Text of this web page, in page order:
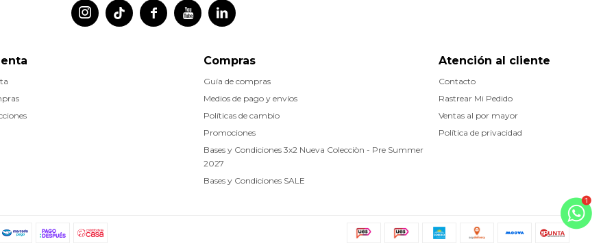
 
 
Atención al cliente
Contacto
Rastrear Mi Pedido
Ventas al por mayor
Política de privacidad
Compras
Guía de compras
Medios de pago y envíos
Políticas de cambio
Promociones
Bases y Condiciones 3x2 Nueva Colecciòn - Pre Summer
2027
Bases y Condiciones SALE